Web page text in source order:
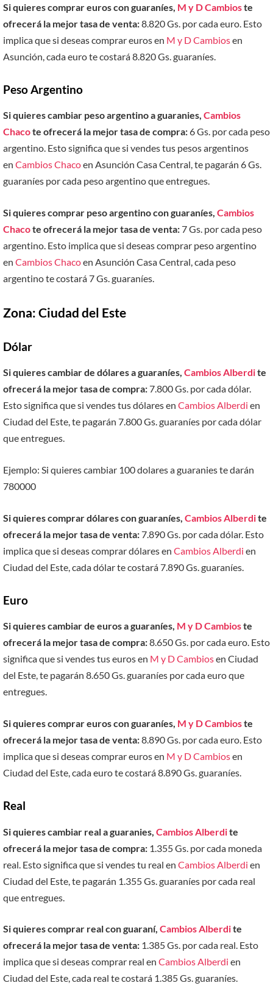
Si quieres comprar euros con guaraníes, M y D Cambioste
ofrecerá la mejor tasa de venta:8.820 Gs. por cada euro. Esto
implica que si deseas comprar euros en M y D Cambiosen
Asunción, cada euro te costará 8.820 Gs. guaraníes.
Peso Argentino
Si quieres cambiar peso argentino a guaranies, Cambios
Chacote ofrecerá la mejor tasa de compra:6 Gs. por cada peso
argentino. Esto significa que si vendes tus pesos argentinos
en Cambios Chacoen Asunción Casa Central, te pagarán 6 Gs.
guaraníes por cada peso argentino que entregues.
Si quieres comprar peso argentino con guaraníes, Cambios
Chacote ofrecerá la mejor tasa de venta:7 Gs. por cada peso
argentino. Esto implica que si deseas comprar peso argentino
en Cambios Chacoen Asunción Casa Central, cada peso
argentino te costará 7 Gs. guaraníes.
Zona: Ciudad del Este
Dólar
Si quieres cambiar de dólares a guaraníes, Cambios Alberdite
ofrecerá la mejor tasa de compra:7.800 Gs. por cada dólar.
Esto significa que si vendes tus dólares en Cambios Alberdi en
Ciudad del Este, te pagarán 7.800 Gs. guaraníes por cada dólar
que entregues.
Ejemplo: Si quieres cambiar 100 dolares a guaranies te darán
780000
Si quieres comprar dólares con guaraníes, Cambios Alberdite
ofrecerá la mejor tasa de venta:7.890 Gs. por cada dólar. Esto
implica que si deseas comprar dólares en Cambios Alberdi en
Ciudad del Este, cada dólar te costará 7.890 Gs. guaraníes.
Euro
Si quieres cambiar de euros a guaraníes, M y D Cambioste
ofrecerá la mejor tasa de compra:8.650 Gs. por cada euro. Esto
significa que si vendes tus euros en M y D Cambiosen Ciudad
del Este, te pagarán 8.650 Gs. guaraníes por cada euro que
entregues.
Si quieres comprar euros con guaraníes, M y D Cambioste
ofrecerá la mejor tasa de venta:8.890 Gs. por cada euro. Esto
implica que si deseas comprar euros en M y D Cambiosen
Ciudad del Este, cada euro te costará 8.890 Gs. guaraníes.
Real
Si quieres cambiar real a guaranies, Cambios Alberdite
ofrecerá la mejor tasa de compra: 1.355 Gs. por cada moneda
real. Esto significa que si vendes tu real en Cambios Alberdi en
Ciudad del Este, te pagarán 1.355 Gs. guaraníes por cada real
que entregues.
Si quieres comprar real con guaraní, Cambios Alberdite
ofrecerá la mejor tasa de venta: 1.385 Gs. por cada real. Esto
implica que si deseas comprar real en Cambios Alberdi en
Ciudad del Este, cada real te costará 1.385 Gs. guaraníes.